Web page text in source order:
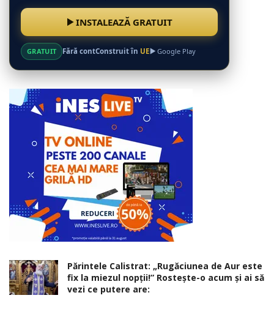
INSTALEAZĂ GRATUIT
GRATUIT Fără contConstruit în UE Google Play
Părintele Calistrat: „Rugăciunea de Aur este
fix la miezul nopţii!” Rosteşte-o acum şi ai să
vezi ce putere are: